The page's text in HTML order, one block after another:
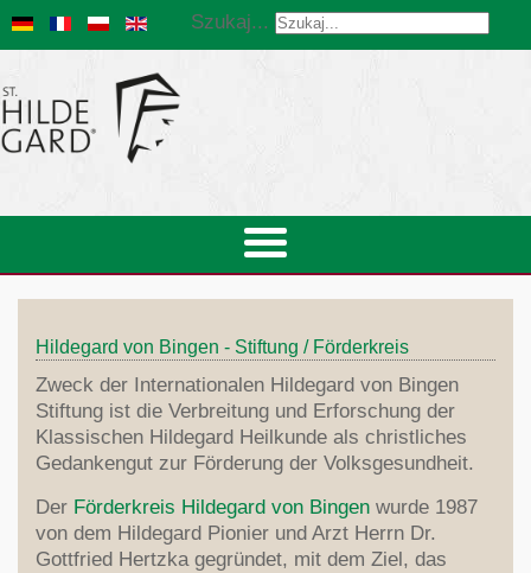
Szukaj...
Hildegard von Bingen - Stiftung / Förderkreis
Zweck der Internationalen Hildegard von Bingen
Stiftung ist die Verbreitung und Erforschung der
Klassischen Hildegard Heilkunde als christliches
Gedankengut zur Förderung der Volksgesundheit.
Der Förderkreis Hildegard von Bingen wurde 1987
von dem Hildegard Pionier und Arzt Herrn Dr.
Gottfried Hertzka gegründet, mit dem Ziel, das